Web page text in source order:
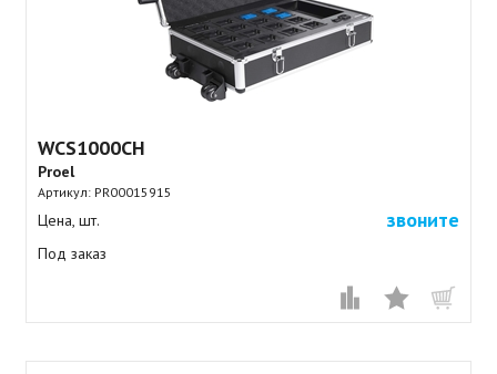
WCS1000CH
Proel
Артикул: PR00015915
Цена, шт. звоните
Под заказ